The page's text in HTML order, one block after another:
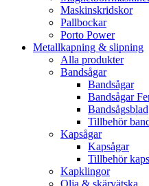
Maskinskridskor
Pallbockar
Porto Power
Metallkapning & slipning
Alla produkter
Bandsågar
Bandsågar
Bandsågar
Bandsågsblad
Tillbehör
Kapsågar
Kapsågar
Tillbehör
Kapklingor
Olja & skärvätska